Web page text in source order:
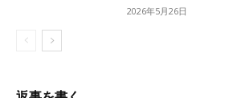
2026年5月26日